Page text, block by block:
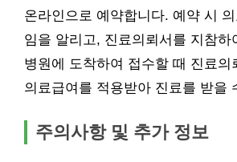
온라인으로 예약합니다. 예약 시
임을 알리고, 진료의뢰서를 지참하
병원에 도착하여 접수할 때 진료의
의료급여를 적용받아 진료를 받을
주의사항 및 추가 정보